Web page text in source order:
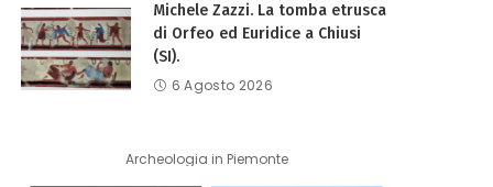
Michele Zazzi. La tomba etrusca
di Orfeo ed Euridice a Chiusi
(SI).
6 Agosto 2026
Archeologia in Piemonte